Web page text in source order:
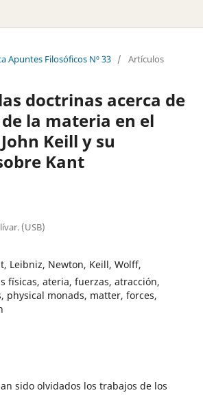
Apuntes Filosóficos Nº 33 / Artículos
doctrinas acerca de
la materia en el
Keill y su
Kant
(USB)
Leibniz, Newton, Keill, Wolff,
físicas, ateria, fuerzas, atracción,
physical monads, matter, forces,
sido olvidados los trabajos de los